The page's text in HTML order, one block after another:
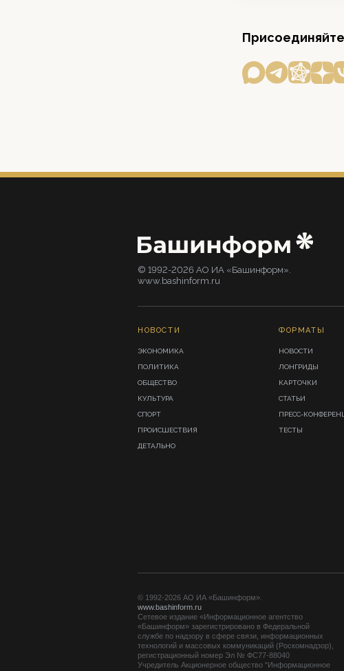
© 1992-2026 АО ИА «Башинформ».
www.bashinform.ru
НОВОСТИ
ЭКОНОМИКА
ПОЛИТИКА
ОБЩЕСТВО
КУЛЬТУРА
СПОРТ
ПРОИСШЕСТВИЯ
ДЕТАЛЬНО
ФОРМАТЫ
НОВОСТИ
ЛОНГРИДЫ
КАРТОЧКИ
СТАТЬИ
ПРЕСС-
ТЕСТЫ
© 1992-2026 АО ИА «Башинформ».
www.bashinform.ru
Сетевое издание «Информационное агентство
«Башинформ» зарегистрировано в Федеральной
службе по надзору в сфере связи, информационных
технологий и массовых коммуникаций (Роскомнадзор),
регистрационный номер Эл № ФС77-88040
Учредитель Акционерное общество "Информационное